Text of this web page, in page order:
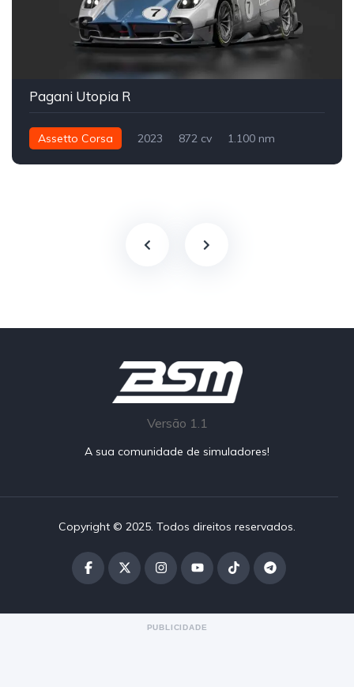
Pagani Utopia R
Assetto Corsa 2023 872 cv
1.100 nm
Versão 1.1
A sua comunidade de simuladores!
Copyright © 2025. Todos direitos reservados.
PUBLICIDADE